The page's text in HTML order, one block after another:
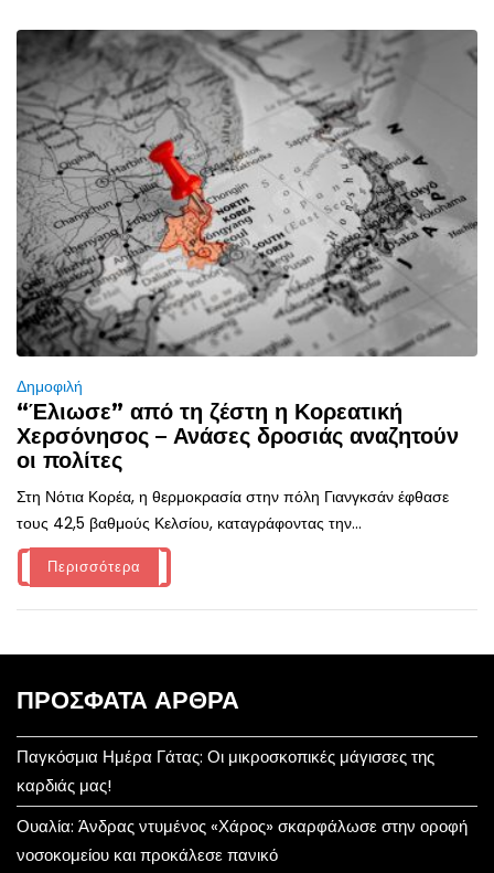
Δημοφιλή
“Έλιωσε” από τη ζέστη η Κορεατική
Χερσόνησος – Ανάσες δροσιάς αναζητούν
οι πολίτες
Στη Νότια Κορέα, η θερμοκρασία στην πόλη Γιανγκσάν έφθασε
τους 42,5 βαθμούς Κελσίου, καταγράφοντας την...
Περισσότερα
ΠΡΌΣΦΑΤΑ ΆΡΘΡΑ
Παγκόσμια Ημέρα Γάτας: Οι μικροσκοπικές μάγισσες της
καρδιάς μας!
Ουαλία: Άνδρας ντυμένος «Χάρος» σκαρφάλωσε στην οροφή
νοσοκομείου και προκάλεσε πανικό